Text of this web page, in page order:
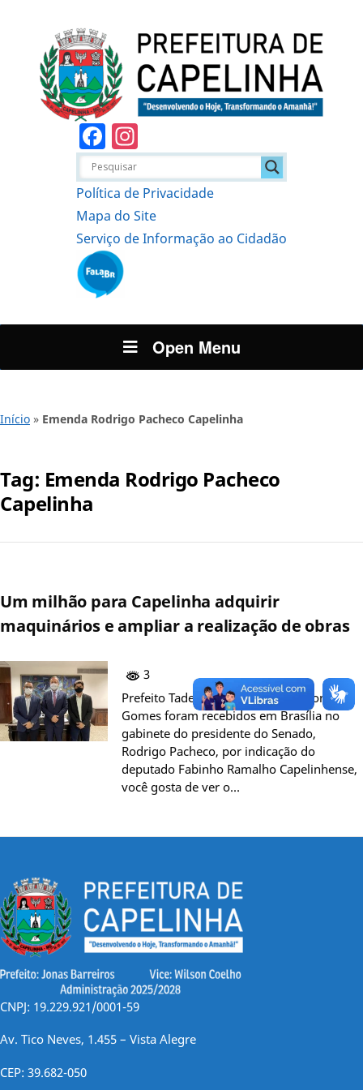
Facebook
Política de Privacidade
Mapa do Site
Serviço de Informação ao Cidadão
Open Menu
Início » Emenda Rodrigo Pacheco Capelinha
Tag: Emenda Rodrigo Pacheco
Capelinha
Um milhão para Capelinha adquirir
maquinários e ampliar a realização de obras
3
Prefeito Tadeuzinho e vice Aléquison
Gomes foram recebidos em Brasília no
gabinete do presidente do Senado,
Rodrigo Pacheco, por indicação do
deputado Fabinho Ramalho Capelinhense,
você gosta de ver o…
CNPJ: 19.229.921/0001-59
Av. Tico Neves, 1.455 – Vista Alegre
CEP: 39.682-050